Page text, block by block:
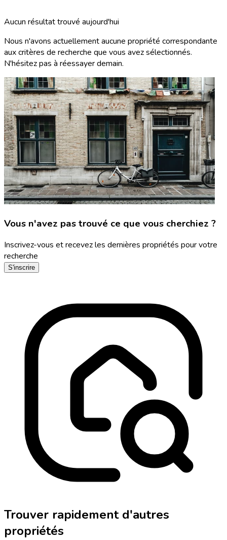
Aucun résultat trouvé aujourd'hui
Nous n'avons actuellement aucune propriété correspondante
aux critères de recherche que vous avez sélectionnés.
N'hésitez pas à réessayer demain.
Vous n'avez pas trouvé ce que vous cherchiez ?
Inscrivez-vous et recevez les dernières propriétés pour votre
recherche
S'inscrire
Trouver rapidement d'autres
propriétés